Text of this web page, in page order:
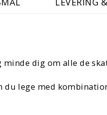
dig om alle de
du lege med